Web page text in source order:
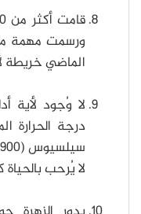
ورسمت مهمة
الماضي خريطة لأكثر من
لا وُجود لأية
لا يُرحب بالحياة